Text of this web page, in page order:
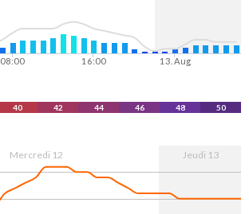
08:00 16:00 13. Aug
40 42 44 46 48 50
Mercredi 12 Jeudi 13